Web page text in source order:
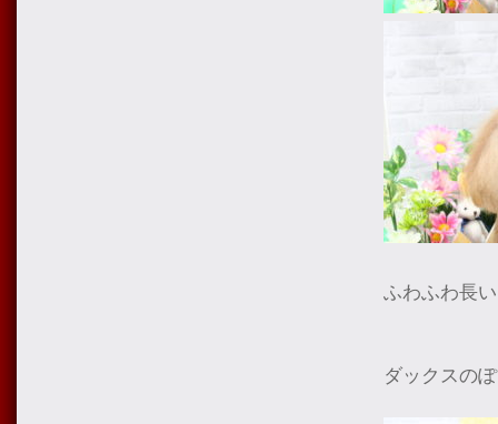
ふわふわ長
ダックスの